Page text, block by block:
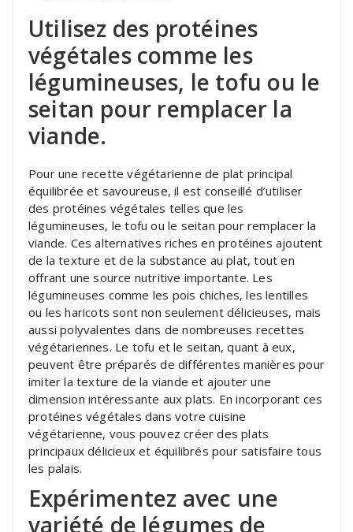
Utilisez des protéines
végétales comme les
légumineuses, le tofu ou le
seitan pour remplacer la
viande.
Pour une recette végétarienne de plat principal
équilibrée et savoureuse, il est conseillé d’utiliser
des protéines végétales telles que les
légumineuses, le tofu ou le seitan pour remplacer la
viande. Ces alternatives riches en protéines ajoutent
de la texture et de la substance au plat, tout en
offrant une source nutritive importante. Les
légumineuses comme les pois chiches, les lentilles
ou les haricots sont non seulement délicieuses, mais
aussi polyvalentes dans de nombreuses recettes
végétariennes. Le tofu et le seitan, quant à eux,
peuvent être préparés de différentes manières pour
imiter la texture de la viande et ajouter une
dimension intéressante aux plats. En incorporant ces
protéines végétales dans votre cuisine
végétarienne, vous pouvez créer des plats
principaux délicieux et équilibrés pour satisfaire tous
les palais.
Expérimentez avec une
variété de légumes de